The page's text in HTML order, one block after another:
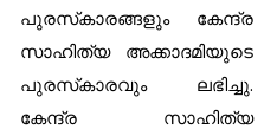
പുരസ്‌കാരങ്ങളും കേന്ദ്ര
സാഹിത്യ അക്കാദമിയുടെ
പുരസ്‌കാരവും ലഭിച്ചു.
കേന്ദ്ര സാഹിത്യ